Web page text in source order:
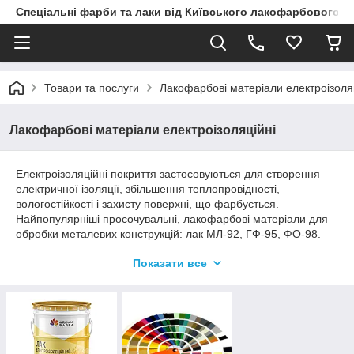
Спеціальні фарби та лаки від Київського
Товари та послуги Лакофарбові матеріали
Лакофарбові матеріали електроізоляційні
Електроізоляційні покриття застосовуються для створення
електричної ізоляції, збільшення теплопровідності,
вологостійкості і захисту поверхні, що фарбується.
Найпопулярніші просочувальні, лакофарбові матеріали для
обробки металевих конструкцій: лак МЛ-92, ГФ-95, ФО-98.
холодної та гарячої сушки випускається червоно-коричневого
КЛФЗ спеціалізується на виробництві продукції даної
категорії, у великому асортименті якої можна вибрати
оптимальний варіант з урахуванням технічного завдання.
Покриття утворюють надійний захисний шар, який також
Показати все